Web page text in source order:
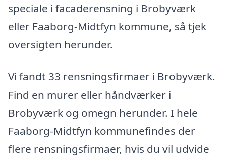
speciale i facaderensning i Brobyværk
eller Faaborg-Midtfyn kommune, så tjek
oversigten herunder.
Vi fandt 33 rensningsfirmaer i Brobyværk.
Find en murer eller håndværker i
Brobyværk og omegn herunder. I hele
Faaborg-Midtfyn kommunefindes der
flere rensningsfirmaer, hvis du vil udvide